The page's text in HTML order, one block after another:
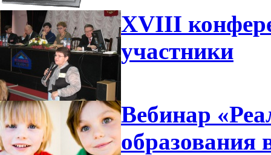
XVIII
участники
Вебинар
образования